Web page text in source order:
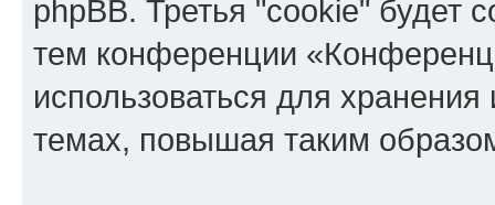
phpBB. Третья "cookie" будет
тем конференции
использоваться для
темах, повышая таким